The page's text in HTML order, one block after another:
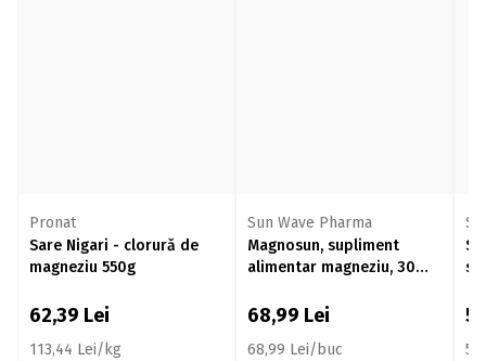
Pronat
Sare Nigari - clorură de
magneziu 550g
62,39 Lei
113,44 Lei/kg
Sun Wave Pharma
Magnosun, supliment
alimentar magneziu, 30
68,99 Lei
68,99 Lei/buc